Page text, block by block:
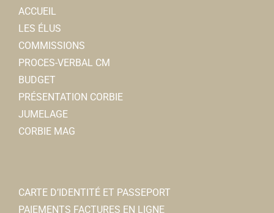
ACCUEIL
LES ÉLUS
COMMISSIONS
PROCES-VERBAL CM
BUDGET
PRÉSENTATION CORBIE
JUMELAGE
CORBIE MAG
CARTE D’IDENTITÉ ET PASSEPORT
PAIEMENTS FACTURES EN LIGNE